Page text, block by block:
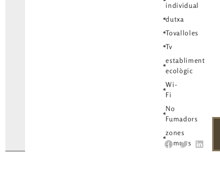
individual
dutxa
Tovalloles
Tv
establiment
ecològic
Wi-
Fi
No
Fumadors
zones
comuns